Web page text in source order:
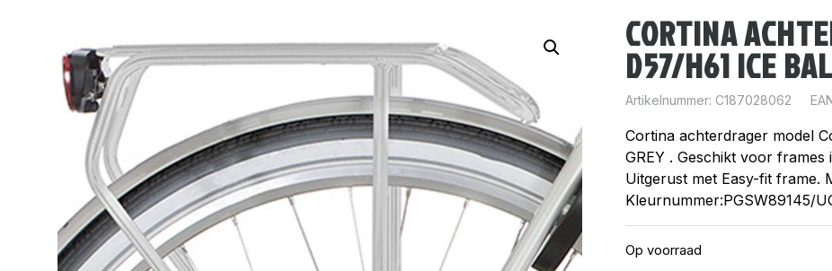
CORTINA
D57/H61 ICE
Artikelnummer: C187028062
Cortina achterdrager model
GREY . Geschikt voor frames
Uitgerust met Easy-fit frame.
Kleurnummer:PGSW89145/
Op voorraad